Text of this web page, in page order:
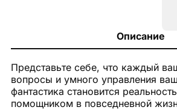
Описание
Представьте себе, что каждый
вопросы и умного управления
фантастика становится
помощником в повседневной